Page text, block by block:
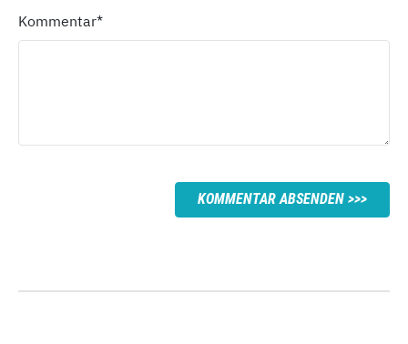
Kommentar*
KOMMENTAR ABSENDEN